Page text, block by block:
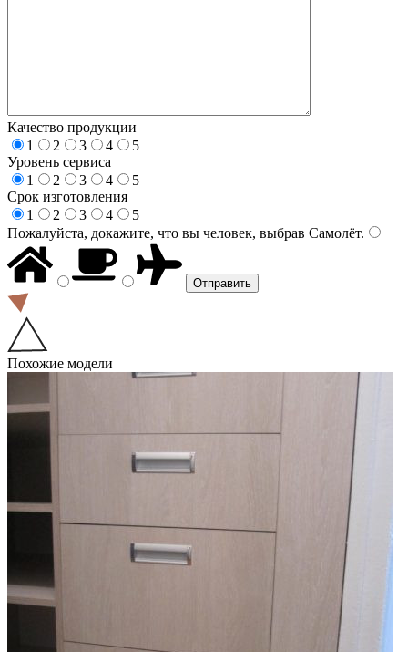
Качество продукции
1
2 3 4
5
Уровень сервиса
1
2 3 4
5
Срок изготовления
1
2 3 4
5
Пожалуйста, докажите, что вы человек, выбрав Самолёт.
Похожие модели